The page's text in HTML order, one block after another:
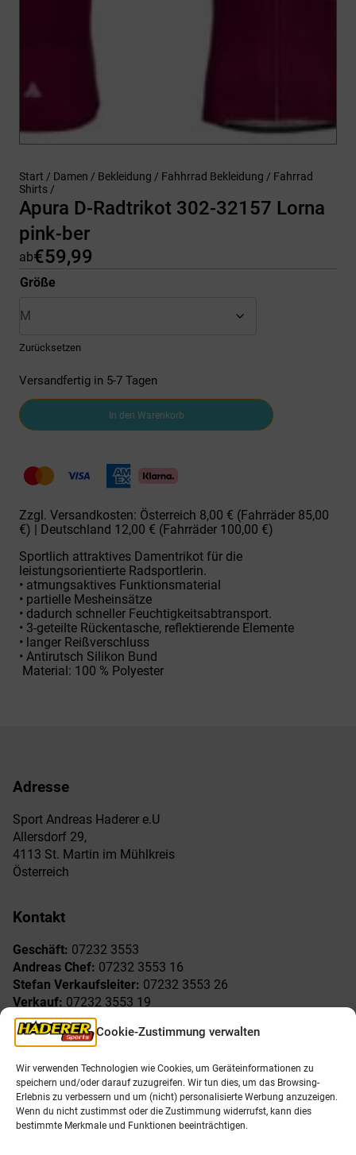
Cookie-Zustimmung verwalten
Wir verwenden Technologien wie Cookies, um Geräteinformationen zu
speichern und/oder darauf zuzugreifen. Wir tun dies, um das Browsing-
Erlebnis zu verbessern und um (nicht) personalisierte Werbung anzuzeigen.
Wenn du nicht zustimmst oder die Zustimmung widerrufst, kann dies
bestimmte Merkmale und Funktionen beeinträchtigen.
Start / Damen / Bekleidung / Fahhrrad Bekleidung / Fahrrad
Shirts /
Apura D-Radtrikot 302-32157 Lorna
pink-ber
ab€59,99
Größe
Zurücksetzen
Versandfertig in 5-7 Tagen
Apura
D-
Radtrikot
Lorna
pink-
Menge
In den Warenkorb
Zzgl. Versandkosten: Österreich 8,00 € (Fahrräder 85,00
€) | Deutschland 12,00 € (Fahrräder 100,00 €)
Sportlich attraktives Damentrikot für die
leistungsorientierte Radsportlerin.
• atmungsaktives Funktionsmaterial
• partielle Mesheinsätze
• dadurch schneller Feuchtigkeitsabtransport.
• 3-geteilte Rückentasche, reflektierende Elemente
• langer Reißverschluss
• Antirutsch Silikon Bund
Material: 100 % Polyester
Adresse
Sport Andreas Haderer e.U
Allersdorf 29,
4113 St. Martin im Mühlkreis
Österreich
Kontakt
Geschäft: 07232 3553
Andreas Chef: 07232 3553 16
Stefan Verkaufsleiter: 07232 3553 26
Verkauf: 07232 3553 19
Reklamationen:
Freude am Sport
AGB
Impressum
Datenschutzerklärung
Allgemeines
Öffnungszeiten
Unser Team